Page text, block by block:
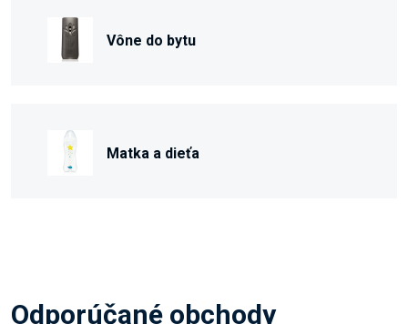
Vône do bytu
Matka a dieťa
Odporúčané obchody